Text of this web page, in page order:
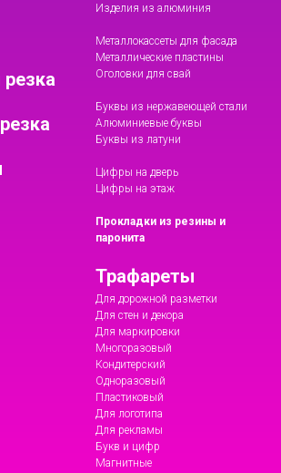
Изделия из алюминия
Металлокассеты для фасада
Металлические пластины
Оголовки для свай
Буквы из нержавеющей стали
Алюминиевые буквы
Буквы из латуни
Цифры на дверь
Цифры на этаж
Прокладки из резины и
паронита
Трафареты
Для дорожной разметки
Для стен и декора
Для маркировки
Многоразовый
Кондитерский
Одноразовый
Пластиковый
Для логотипа
Для рекламы
Букв и цифр
Магнитные